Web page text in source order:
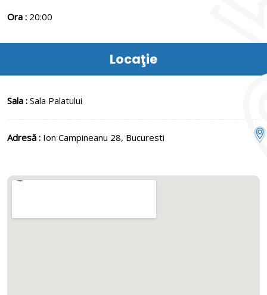
Ora : 20:00
Locaţie
Sala : Sala Palatului
Adresă : Ion Campineanu 28, Bucuresti